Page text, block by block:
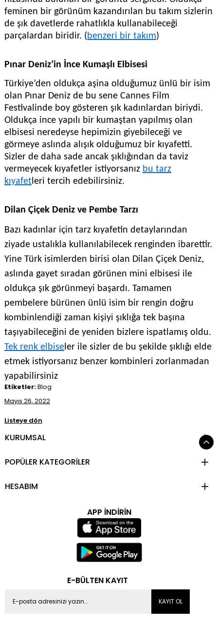
feminen bir görünüm kazandırılan bu takım sizlerin
de şık davetlerde rahatlıkla kullanabileceği
parçalardan biridir. (benzeri bir takım)
Pınar Deniz’in İnce Kumaşlı Elbisesi
Türkiye’den oldukça aşina olduğumuz ünlü bir isim
olan Pınar Deniz de bu sene Cannes Film
Festivalinde boy gösteren şık kadınlardan biriydi.
Oldukça ince yapılı bir kumaştan yapılmış olan
elbisesi neredeyse hepimizin giyebileceği ve
görmeye aslında alışık olduğumuz bir kıyafetti.
Sizler de daha sade ancak şıklığından da taviz
vermeyecek kıyafetler istiyorsanız bu tarz
kıyafetleri tercih edebilirsiniz.
Dilan Çiçek Deniz ve Pembe Tarzı
Bazı kadınlar için tarz kıyafetin detaylarından
ziyade ustalıkla kullanılabilecek renginden ibarettir.
Yine Türk isimlerden birisi olan Dilan Çiçek Deniz,
aslında gayet sıradan görünen mini elbisesi ile
oldukça şık görünmeyi başardı. Tamamen
pembelere bürünen ünlü isim bir rengin doğru
kombinlendiği zaman kişiyi şıklığa tek başına
taşıyabileceğini de yeniden bizlere ispatlamış oldu.
Tek renk elbiseler ile sizler de bu şekilde şıklığı elde
etmek istiyorsanız benzer kombinleri zorlanmadan
yapabilirsiniz
Etiketler:Blog
Mayıs 26, 2022
Listeye dön
KURUMSAL
POPÜLER KATEGORİLER
HESABIM
APP İNDİRİN
E-BÜLTEN KAYIT
KAYIT OL